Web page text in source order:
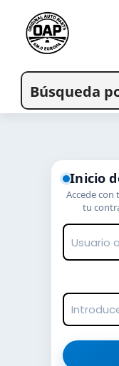
Inicio
Accede con
tu